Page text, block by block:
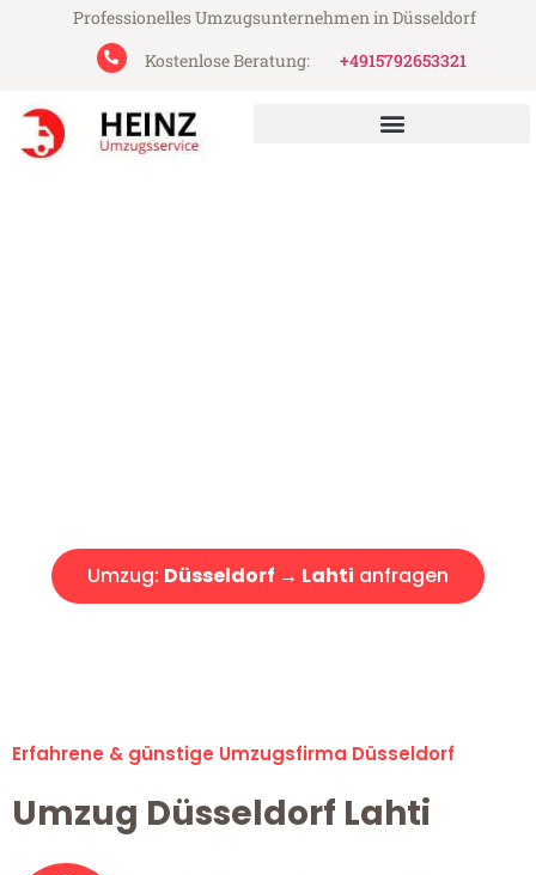
Professionelles Umzugsunternehmen in Düsseldorf
Kostenlose Beratung:
+4915792653321
Umzug: Düsseldorf → Lahti anfragen
Erfahrene & günstige Umzugsfirma Düsseldorf
Umzug Düsseldorf Lahti